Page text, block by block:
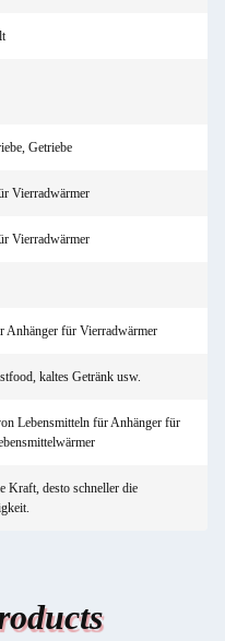
Getriebe
Vierradwärmer
Vierradwärmer
Anhänger für Vierradwärmer
kaltes Getränk usw.
Lebensmitteln für Anhänger für
Kraft, desto schneller die